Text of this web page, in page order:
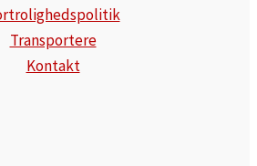
Transportere
Kontakt